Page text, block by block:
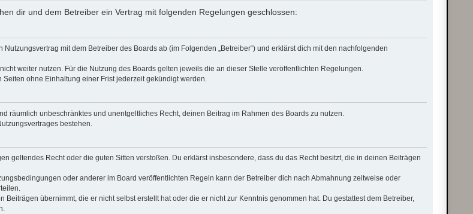
dir und dem Betreiber ein Vertrag mit folgenden Regelungen geschlossen:
Nutzungsvertrag mit dem Betreiber des Boards ab (im Folgenden „Betreiber“) und erklärst dich mit den nachfolgenden
weiter nutzen. Für die Nutzung des Boards gelten jeweils die an dieser Stelle veröffentlichten Regelungen.
ohne Einhaltung einer Frist jederzeit gekündigt werden.
räumlich unbeschränktes und unentgeltliches Recht, deinen Beitrag im Rahmen des Boards zu nutzen.
bestehen.
geltendes Recht oder die guten Sitten verstoßen. Du erklärst insbesondere, dass du das Recht besitzt, die in deinen Beiträgen
oder anderer im Board veröffentlichten Regeln kann der Betreiber dich nach Abmahnung zeitweise oder
übernimmt, die er nicht selbst erstellt hat oder die er nicht zur Kenntnis genommen hat. Du gestattest dem Betreiber,